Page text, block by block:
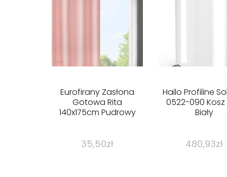
Eurofirany Zasłona
Gotowa Rita
140x175cm Pudrowy
35,50zł
Hailo Profiline
0522-090 Kosz
Biały
480,93zł